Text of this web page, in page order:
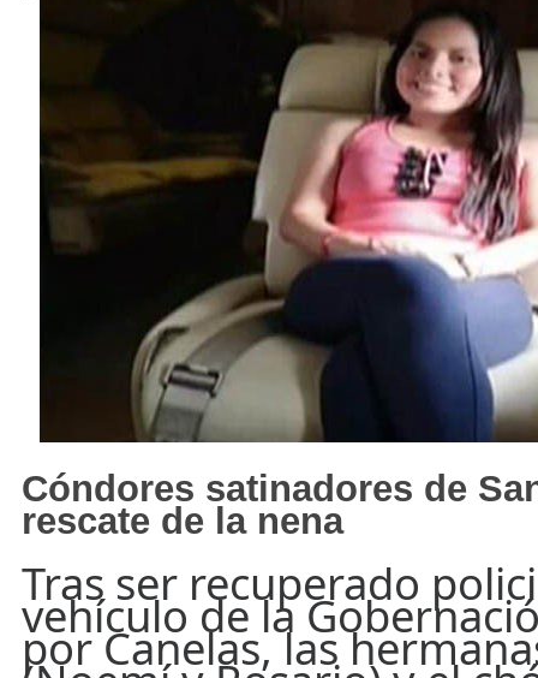
Cóndores satinadores de
rescate de la nena
Tras ser recuperado
vehículo de la
por Canelas, las